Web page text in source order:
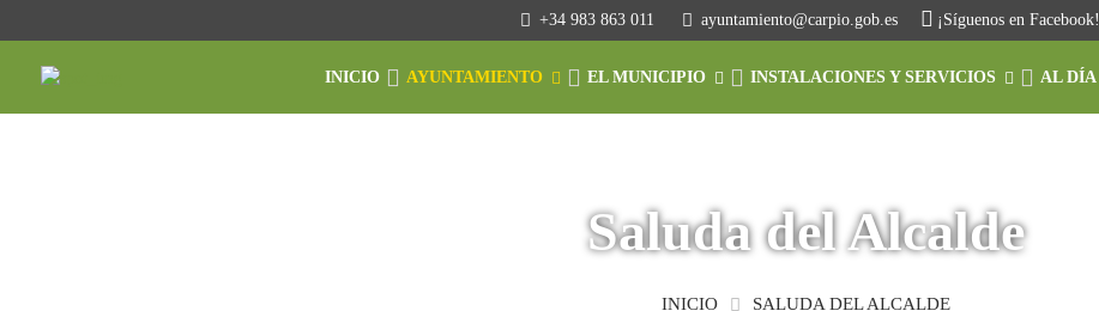
+34 983 863 011 ayuntamiento@carpio.gob.es ¡Síguenos en Facebook!
INICIO AYUNTAMIENTO EL MUNICIPIO INSTALACIONES Y SERVICIOS AL DÍA
Saluda del Alcalde
INICIO SALUDA DEL ALCALDE